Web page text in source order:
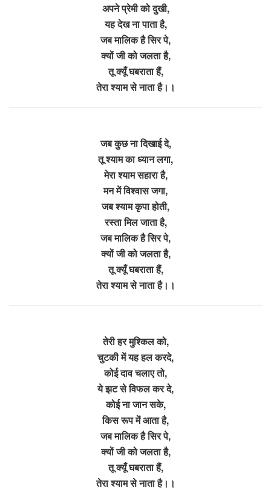
अपने प्रेमी को दुखी,
यह देख ना पाता है,
जब मालिक है सिर पे,
क्यों जी को जलता है,
तू क्यूँ घबराता हैं,
तेरा श्याम से नाता है।।
जब कुछ ना दिखाई दे,
तू श्याम का ध्यान लगा,
मेरा श्याम सहारा है,
मन में विश्वास जगा,
जब श्याम कृपा होती,
रस्ता मिल जाता है,
जब मालिक है सिर पे,
क्यों जी को जलता है,
तू क्यूँ घबराता हैं,
तेरा श्याम से नाता है।।
तेरी हर मुश्किल को,
चुटकी में यह हल करदे,
कोई दाव चलाए तो,
ये झट से विफल कर दे,
कोई ना जान सके,
किस रूप में आता है,
जब मालिक है सिर पे,
क्यों जी को जलता है,
तू क्यूँ घबराता हैं,
तेरा श्याम से नाता है।।